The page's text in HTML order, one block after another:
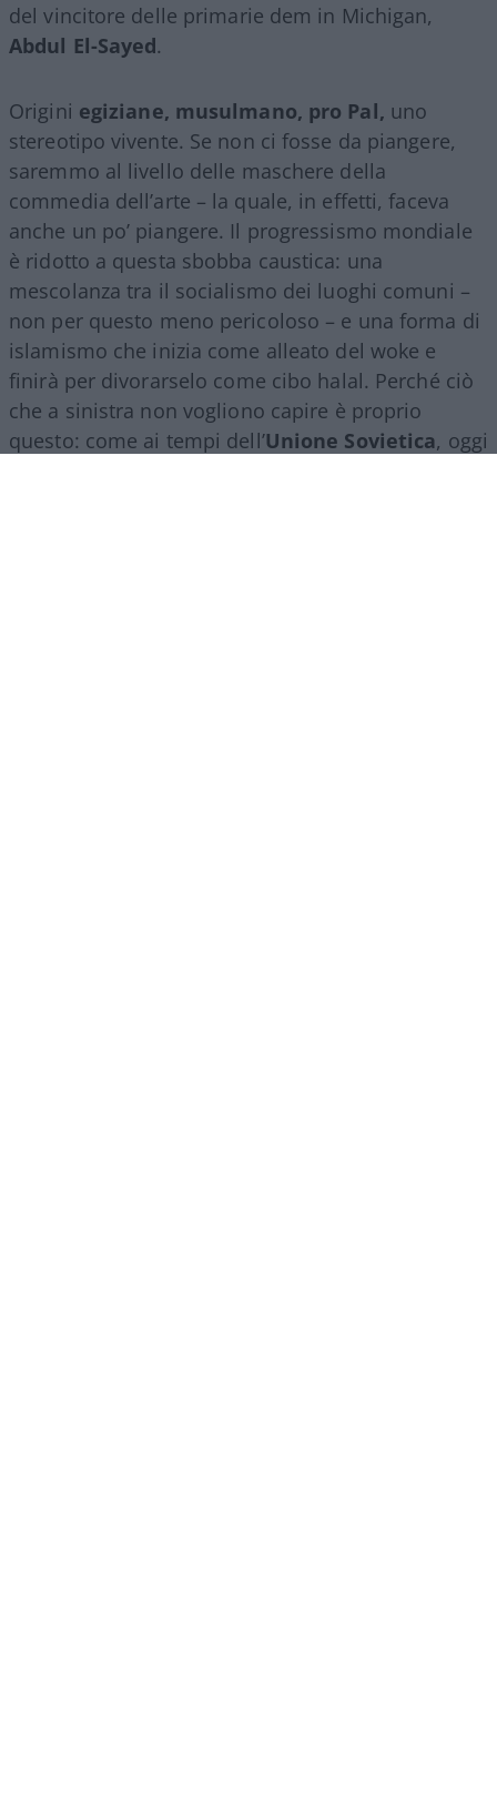
del vincitore delle primarie dem in Michigan,
Abdul El-Sayed.
Origini egiziane, musulmano, pro Pal, uno
stereotipo vivente. Se non ci fosse da piangere,
saremmo al livello delle maschere della
commedia dell’arte – la quale, in effetti, faceva
anche un po’ piangere. Il progressismo mondiale
è ridotto a questa sbobba caustica: una
mescolanza tra il socialismo dei luoghi comuni –
non per questo meno pericoloso – e una forma di
islamismo che inizia come alleato del woke e
finirà per divorarselo come cibo halal. Perché ciò
che a sinistra non vogliono capire è proprio
questo: come ai tempi dell’Unione Sovietica, oggi